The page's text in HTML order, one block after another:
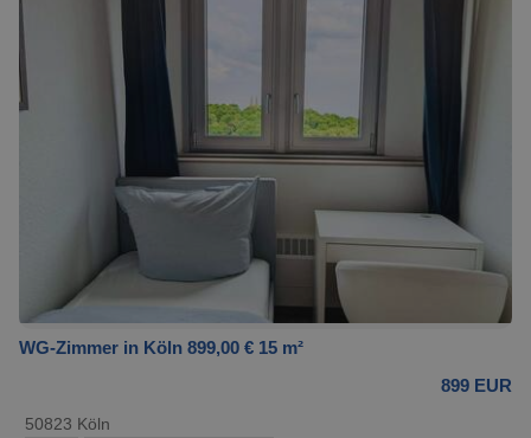
WG-Zimmer in Köln 899,00 € 15 m²
899 EUR
50823 Köln